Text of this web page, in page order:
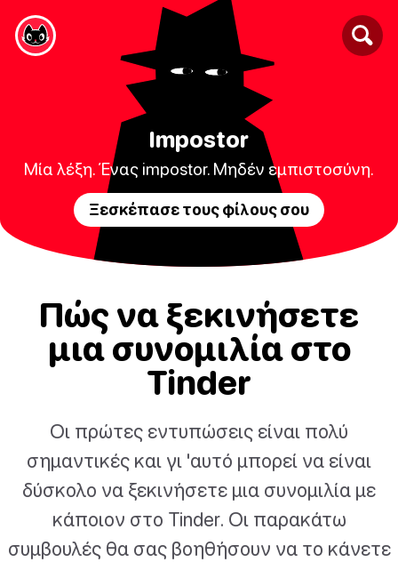
Impostor
Μία λέξη. Ένας impostor. Μηδέν εμπιστοσύνη.
Ξεσκέπασε τους φίλους σου
Πώς να ξεκινήσετε
μια συνομιλία στο
Tinder
Οι πρώτες εντυπώσεις είναι πολύ
σημαντικές και γι 'αυτό μπορεί να είναι
δύσκολο να ξεκινήσετε μια συνομιλία με
κάποιον στο Tinder. Οι παρακάτω
συμβουλές θα σας βοηθήσουν να το κάνετε